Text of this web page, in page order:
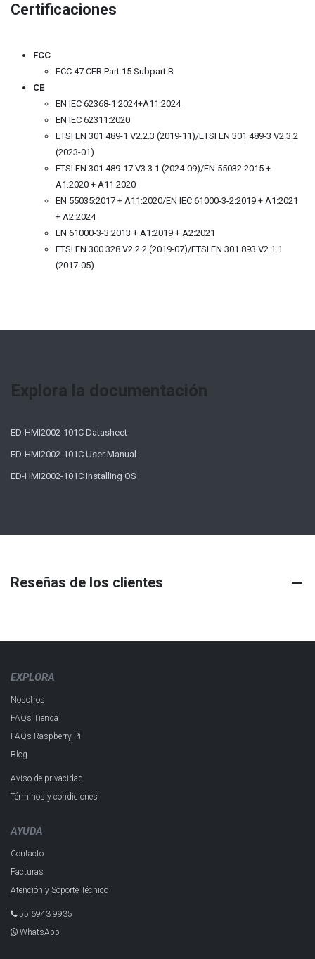
Certificaciones
FCC
FCC 47 CFR Part 15 Subpart B
CE
EN IEC 62368-1:2024+A11:2024
EN IEC 62311:2020
ETSI EN 301 489-1 V2.2.3 (2019-11)/ETSI EN 301 489-3 V2.3.2
(2023-01)
ETSI EN 301 489-17 V3.3.1 (2024-09)/EN 55032:2015 +
A1:2020 + A11:2020
EN 55035:2017 + A11:2020/EN IEC 61000-3-2:2019 + A1:2021
+ A2:2024
EN 61000-3-3:2013 + A1:2019 + A2:2021
ETSI EN 300 328 V2.2.2 (2019-07)/ETSI EN 301 893 V2.1.1
(2017-05)
Explora la documentación
ED-HMI2002-101C Datasheet
ED-HMI2002-101C User Manual
ED-HMI2002-101C Installing OS
Reseñas de los clientes
EXPLORA
Nosotros
FAQs Tienda
FAQs Raspberry Pi
Blog
Aviso de privacidad
Términos y condiciones
AYUDA
Contacto
Facturas
Atención y Soporte Técnico
55 6943 993​5
WhatsApp